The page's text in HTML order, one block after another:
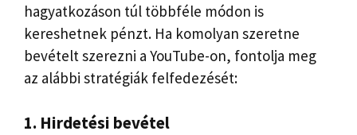
hagyatkozáson túl többféle módon is
kereshetnek pénzt. Ha komolyan szeretne
bevételt szerezni a YouTube-on, fontolja meg
az alábbi stratégiák felfedezését:
1. Hirdetési bevétel